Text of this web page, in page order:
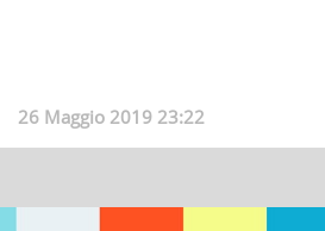
26 Maggio 2019 23:22